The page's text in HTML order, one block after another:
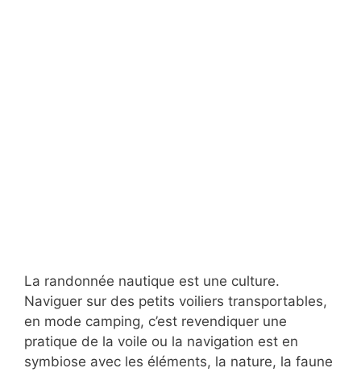
La randonnée nautique est une culture.
Naviguer sur des petits voiliers transportables,
en mode camping, c’est revendiquer une
pratique de la voile ou la navigation est en
symbiose avec les éléments, la nature, la faune